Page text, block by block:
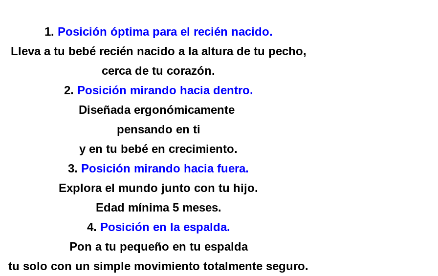
1. Posición óptima para el recién nacido.
Lleva a tu bebé recién nacido a la altura de tu pecho,
cerca de tu corazón.
2. Posición mirando hacia dentro.
Diseñada ergonómicamente
pensando en ti
y en tu bebé en crecimiento.
3. Posición mirando hacia fuera.
Explora el mundo junto con tu hijo.
Edad mínima 5 meses.
4. Posición en la espalda.
Pon a tu pequeño en tu espalda
tu solo con un simple movimiento totalmente seguro.